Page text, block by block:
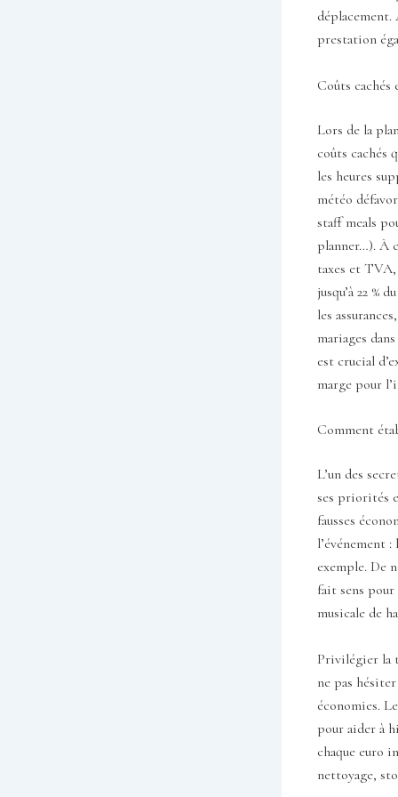
prestation
Coûts
Lors de la
coûts cachés
les heures
météo
staff meals
planner…). À
taxes et
jusqu’à 22 %
les
mariages
est crucial
marge pour
Comment
L’un des
ses priorités
fausses
l’événement
exemple. De
fait sens pour
musicale de
Privilégier la
ne pas
économies.
pour aider à
chaque euro
nettoyage,